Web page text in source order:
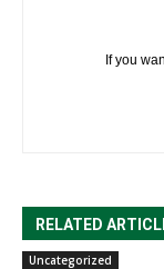
If you
RELATED
Uncategorized